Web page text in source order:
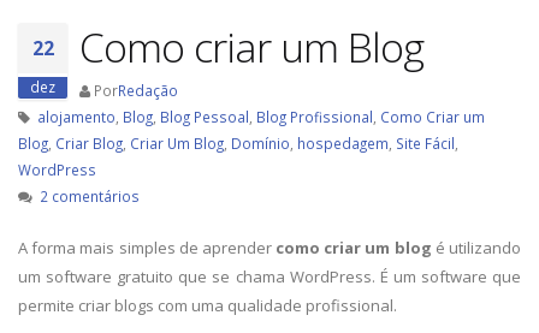
22
dez
Como criar um Blog
PorRedação
alojamento, Blog, Blog Pessoal, Blog Profissional, Como Criar um
Blog, Criar Blog, Criar Um Blog, Domínio, hospedagem, Site Fácil,
WordPress
2 comentários
criar
um
Blog
A forma mais simples de aprender como criar um blog é utilizando
um software gratuito que se chama WordPress. É um software que
permite criar blogs com uma qualidade profissional.